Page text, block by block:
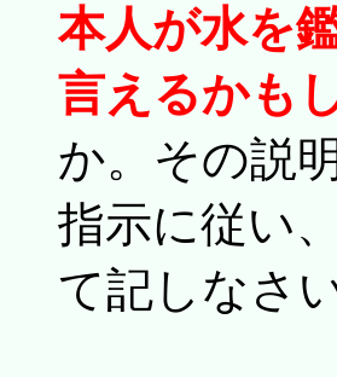
本人が水を
言えるかも
か。その説
指示に従い
て記しなさ